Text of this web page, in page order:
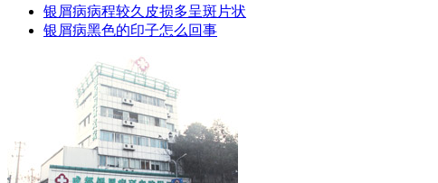
银屑病病程较久皮损多呈斑片状
银屑病黑色的印子怎么回事